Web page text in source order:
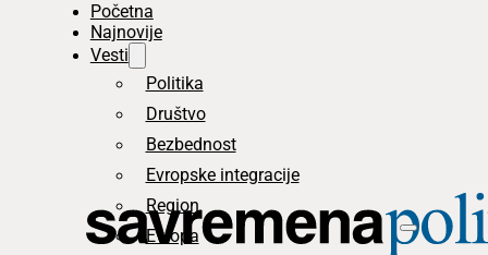
Početna
Najnovije
Vesti
Politika
Društvo
Bezbednost
Evropske integracije
Region
Evropa